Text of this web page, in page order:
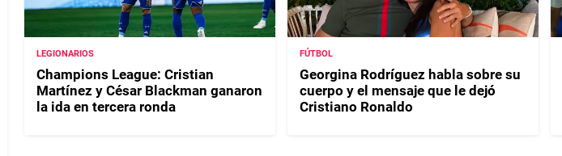
LEGIONARIOS
Champions League: Cristian
Martínez y César Blackman ganaron
la ida en tercera ronda
FÚTBOL
Georgina Rodríguez habla sobre su
cuerpo y el mensaje que le dejó
Cristiano Ronaldo